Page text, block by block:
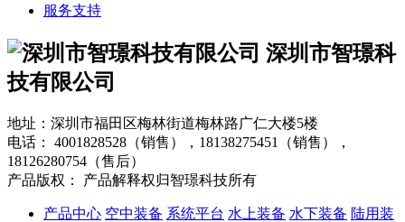
服务支持
深圳市智璟科
技有限公司
地址：深圳市福田区梅林街道梅林路广仁大楼5楼
电话： 4001828528（销售），18138275451（销售），
18126280754（售后）
产品版权： 产品解释权归智璟科技所有
产品中心 空中装备 系统平台 水上装备 水下装备 陆用装